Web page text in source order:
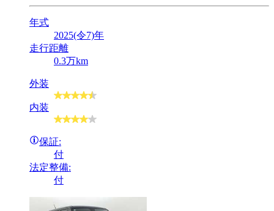
年式
2025(令7)年
走行距離
0.3万km
外装
内装
保証:
付
法定整備:
付